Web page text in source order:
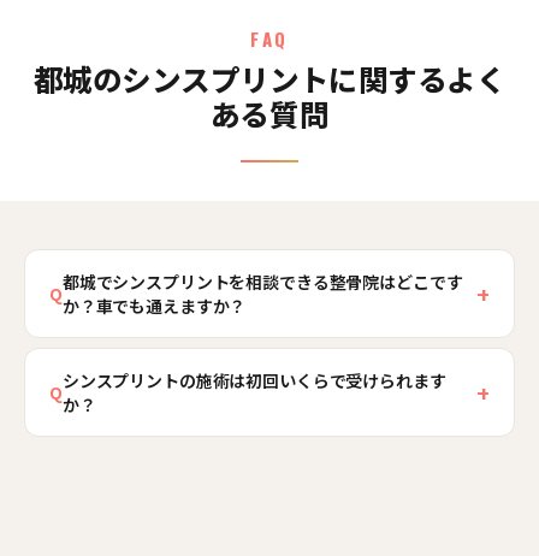
FAQ
都城のシンスプリントに関するよく
ある質問
Q都城でシンスプリントを相談できる整骨院はどこです
か？車でも通えますか？
+
都城骨盤整骨院は宮崎県都城市上川東2丁目3-9、
都城保険の窓口の裏手にあります。JR都城駅（日
豊本線）から徒歩約5分で、院前に無料駐車場もご
Qシンスプリントの施術は初回いくらで受けられます
か？
+